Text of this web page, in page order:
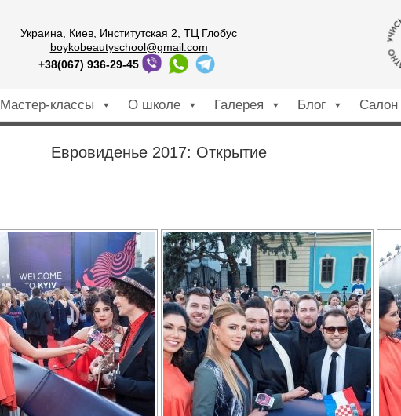
Украина, Киев, Институтская 2, ТЦ Глобус
boykobeautyschool@gmail.com
+38(067) 936-29-45
Мастер-классы О школе Галерея Блог Салон
Евровиденье 2017: Открытие